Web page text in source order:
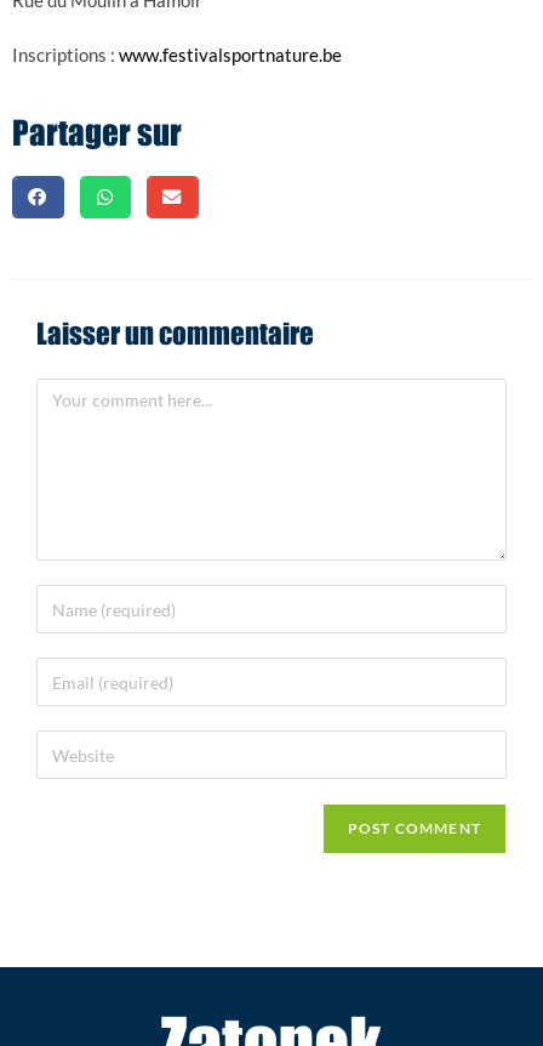
Inscriptions : www.festivalsportnature.be
Partager sur
Laisser un commentaire